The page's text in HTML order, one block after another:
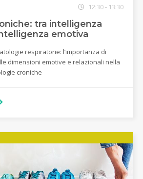
12:30 - 13:30
tra intelligenza
emotiva
respiratorie: l’importanza di
dimensioni emotive e relazionali nella
croniche